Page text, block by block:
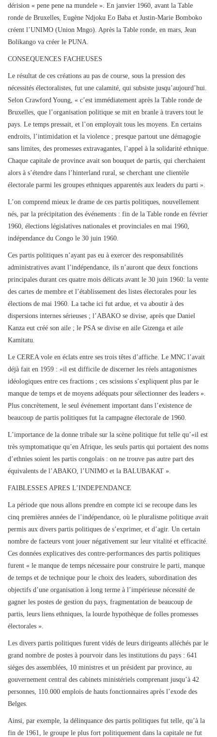
dérision « pene pene na mundele ». En janvier 1960, avant la Table
ronde de Bruxelles, Eugène Ndjoku Eo Baba et Justin-Marie Bomboko
créent l’UNIMO (Union Mngo). Après la Table ronde, en mars, Jean
Bolikango va créer le PUNA.
CONSEQUENCES FACHEUSES
Le résultat de ces créations au pas de course, sous la pression des
nécessités électoralistes, fut une calamité, qui subsiste jusqu’aujourd’hui.
Selon Crawford Young, « c’est immédiatement après la Table ronde de
Bruxelles, que l’organisation politique se mit en branle à travers tout le
pays. Le temps pressait, et l’on employait tous les moyens. En certains
endroits, l’intimidation et la violence ; presque partout une démagogie
sans limites, des promesses extravagantes, l’appel à la solidarité ethnique.
Chaque capitale de province avait son bouquet de partis, qui cherchaient
alors à s’étendre dans l’hinterland rural, se cherchant une clientèle
électorale parmi les groupes ethniques apparentés aux leaders du parti ».
L’on comprend mieux le drame de ces partis politiques, nouvellement
nés, par la précipitation des événements : fin de la Table ronde en février
1960, élections législatives nationales et provinciales en mai 1960,
indépendance du Congo le 30 juin 1960.
Ces partis politiques n’ayant pas eu à exercer des responsabilités
administratives avant l’indépendance, ils n’auront que deux fonctions
principales durant ces quatre mois délicats avant le 30 juin 1960: la vente
des cartes de membre et l’établissement des listes électorales pour les
élections de mai 1960. La tache ici fut ardue, et va aboutir à des
dispersions internes sérieuses ; l’ABAKO se divise, après que Daniel
Kanza eut créé son aile ; le PSA se divise en aile Gizenga et aile
Kamitatu.
Le CEREA vole en éclats entre ses trois têtes d’affiche. Le MNC l’avait
déjà fait en 1959 : «il est difficile de discerner les réels antagonismes
idéologiques entre ces fractions ; ces scissions s’expliquent plus par le
manque de temps et de moyens adéquats pour sélectionner des leaders ».
Plus concrètement, le seul événement important dans l’existence de
beaucoup de partis politiques fut la campagne électorale de 1960.
L’importance de la donne tribale sur la scène politique fut telle qu’«il est
très symptomatique qu’en Afrique, les seuls partis qui portaient des noms
d’ethnies soient les partis congolais : on ne trouve pas autre part des
équivalents de l’ABAKO, l’UNIMO et la BALUBAKAT ».
FAIBLESSES APRES L’INDEPENDANCE
La période que nous allons prendre en compte ici se recoupe dans les
cinq premières années de l’indépendance, où le pluralisme politique avait
permis aux divers partis politiques de s’exprimer, et d’agir. Un certain
nombre de facteurs vont jouer négativement sur leur vitalité et efficacité.
Ces données explicatives des contre-performances des partis politiques
furent « le manque de temps nécessaire pour construire le parti, manque
de temps et de technique pour le choix des leaders, subordination des
objectifs d’une organisation à long terme à l’impérieuse nécessité de
gagner les postes de gestion du pays, fragmentation de beaucoup de
partis, leurs liens ethniques, la lourde hypothèque de folles promesses
électorales ».
Les divers partis politiques furent vidés de leurs dirigeants alléchés par le
grand nombre de postes à pourvoir dans les institutions du pays : 641
sièges des assemblées, 10 ministres et un président par province, au
gouvernement central des cabinets ministériels comprenant jusqu’à 42
personnes, 110.000 emplois de hauts fonctionnaires après l’exode des
Belges.
Ainsi, par exemple, la délinquance des partis politiques fut telle, qu’à la
fin de 1961, le groupe le plus fort politiquement dans la capitale ne fut